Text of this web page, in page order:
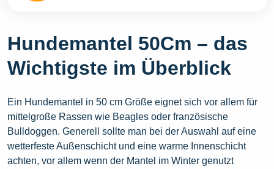
Hundemantel 50Cm – das
Wichtigste im Überblick
Ein Hundemantel in 50 cm Größe eignet sich vor allem für
mittelgroße Rassen wie Beagles oder französische
Bulldoggen. Generell sollte man bei der Auswahl auf eine
wetterfeste Außenschicht und eine warme Innenschicht
achten, vor allem wenn der Mantel im Winter genutzt